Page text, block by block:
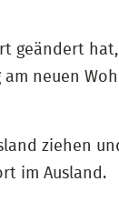
geändert
am neuen
ziehen
im Ausland.